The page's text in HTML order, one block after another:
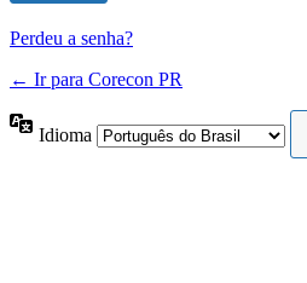
Perdeu a senha?
← Ir para Corecon PR
Idioma